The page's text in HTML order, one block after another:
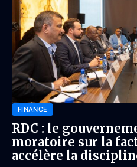
FINANCE
RDC : le
moratoire sur la
accélère la